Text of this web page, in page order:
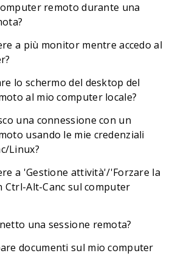
remoto durante una
a più monitor mentre accedo al
lo schermo del desktop del
al mio computer locale?
una connessione con un
usando le mie credenziali
Linux?
a 'Gestione attività'/'Forzare la
Ctrl-Alt-Canc sul computer
una sessione remota?
documenti sul mio computer